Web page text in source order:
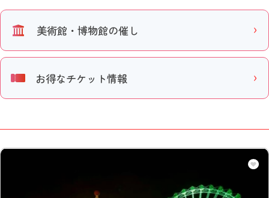
美術館・博物館の催し
お得なチケット情報